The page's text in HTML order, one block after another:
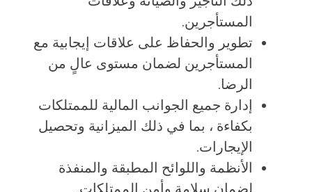
المستأجرين.
تطوير والحفاظ على علاقات إيجابية مع
المستأجرين لضمان مستوى عالٍ من
الرضا.
إدارة جميع الجوانب المالية للممتلكات
بكفاءة ، بما في ذلك الميزانية وتحصيل
الإيجارات.
الأنظمة واللوائح المطبقة والمنفذة
لضمان سلامة وأمن الممتلكات.